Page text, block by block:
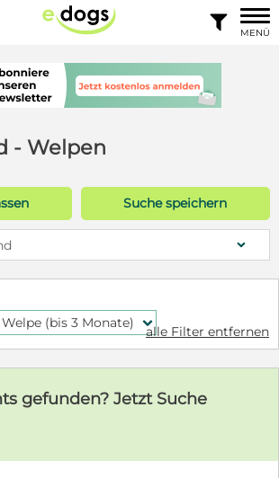

MENÜ
- Welpen
Suche speichern
Welpe (bis 3 Monate) f
alle Filter entfernen
gefunden? Jetzt Suche